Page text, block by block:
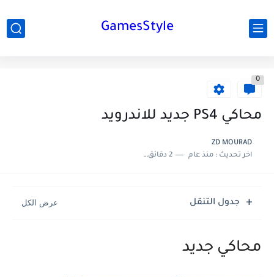
GamesStyle
0
محاكي PS4 جديد للاندرويد
ZD MOURAD
اخر تحديث :منذ عام 2 دقائق للقراءة
جدول التنقل
محاكي جديد